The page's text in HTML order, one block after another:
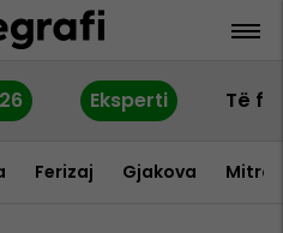
Eksperti Të
Ferizaj Gjakova